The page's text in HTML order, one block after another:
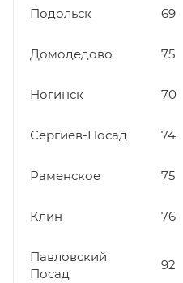
Подольск 69
Домодедово 75
Ногинск 70
Сергиев-Посад 74
Раменское 75
Клин 76
Павловский
Посад
92